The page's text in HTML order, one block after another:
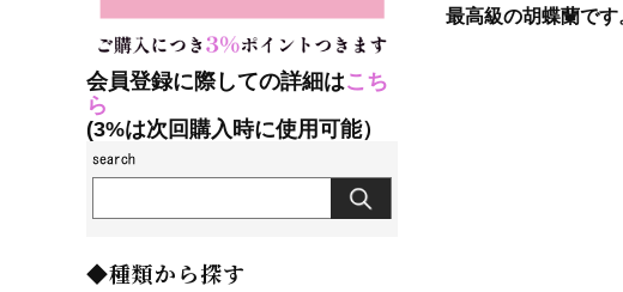
最高級の胡蝶蘭で
会員登録に際しての詳細はこち
ら
(3%は次回購入時に使用可能）
◆種類から探す